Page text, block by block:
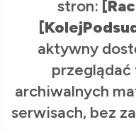
stron:
aktywny
przeglądać
archiwalnych
serwisach, bez